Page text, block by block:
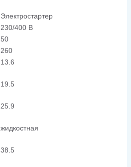
Электростартер
230/400 В
50
260
13.6
19.5
25.9
жидкостная
38.5